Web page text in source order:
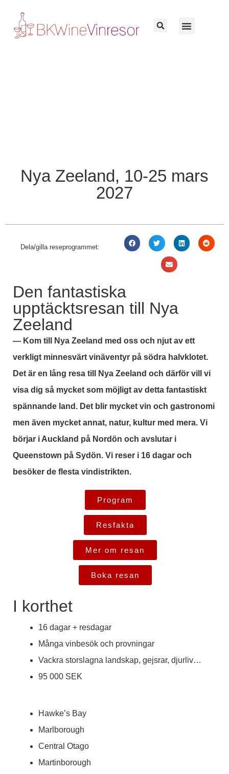
Nya Zeeland, 10-25 mars
2027
Dela/gilla reseprogrammet:
Den fantastiska
upptäcktsresan till Nya
Zeeland
— Kom till Nya Zeeland med oss och njut av ett
verkligt minnesvärt vinäventyr på södra halvklotet.
Det är en lång resa till Nya Zeeland och därför vill vi
visa dig så mycket som möjligt av detta fantastiskt
spännande land. Det blir mycket vin och gastronomi
men även mycket annat, natur, kultur med mera. Vi
börjar i Auckland på Nordön och avslutar i
Queenstown på Sydön. Vi reser i 16 dagar och
besöker de flesta vindistrikten.
Program
Resfakta
Mer om resan
Boka resan
I korthet
16 dagar + resdagar
Många vinbesök och provningar
Vackra storslagna landskap, gejsrar, djurliv…
95 000 SEK
Hawke’s Bay
Marlborough
Central Otago
Martinborough